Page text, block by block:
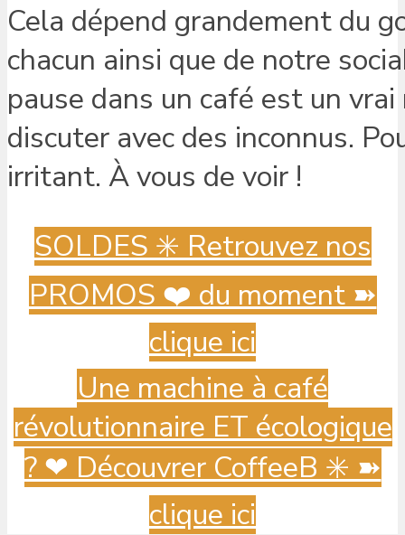
Cela dépend grandement du
chacun ainsi que de notre
pause dans un café est un
discuter avec des inconnus.
irritant. À vous de voir !
SOLDES ✳️ Retrouvez nos
PROMOS ❤️ du moment ➽
clique ici
Une machine à café
révolutionnaire ET écologique
? ️❤ Découvrer CoffeeB ✳️ ➽
clique ici